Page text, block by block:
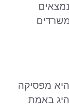
מפסיקה
באמת